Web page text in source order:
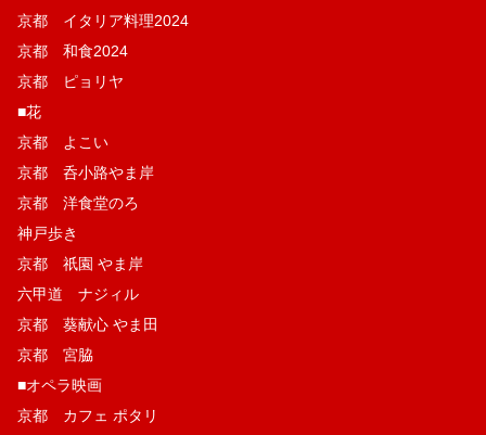
京都 イタリア料理2024
京都 和食2024
京都 ピョリヤ
■花
京都 よこい
京都 呑小路やま岸
京都 洋食堂のろ
神戸歩き
京都 祇園 やま岸
六甲道 ナジィル
京都 葵献心 やま田
京都 宮脇
■オペラ映画
京都 カフェ ポタリ